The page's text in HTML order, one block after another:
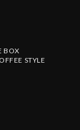
BOX
STYLE